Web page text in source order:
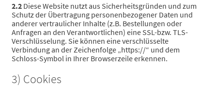
2.2 Diese Website nutzt aus Sicherheitsgründen und zum
Schutz der Übertragung personenbezogener Daten und
anderer vertraulicher Inhalte (z.B. Bestellungen oder
Anfragen an den Verantwortlichen) eine SSL-bzw. TLS-
Verschlüsselung. Sie können eine verschlüsselte
Verbindung an der Zeichenfolge „https://“ und dem
Schloss-Symbol in Ihrer Browserzeile erkennen.
3) Cookies